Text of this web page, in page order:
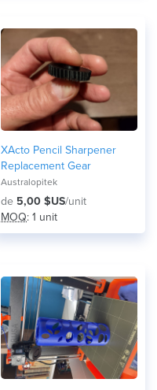
XActo Pencil Sharpener
Replacement Gear
Australopitek
de 5,00 $US/unit
MOQ: 1 unit